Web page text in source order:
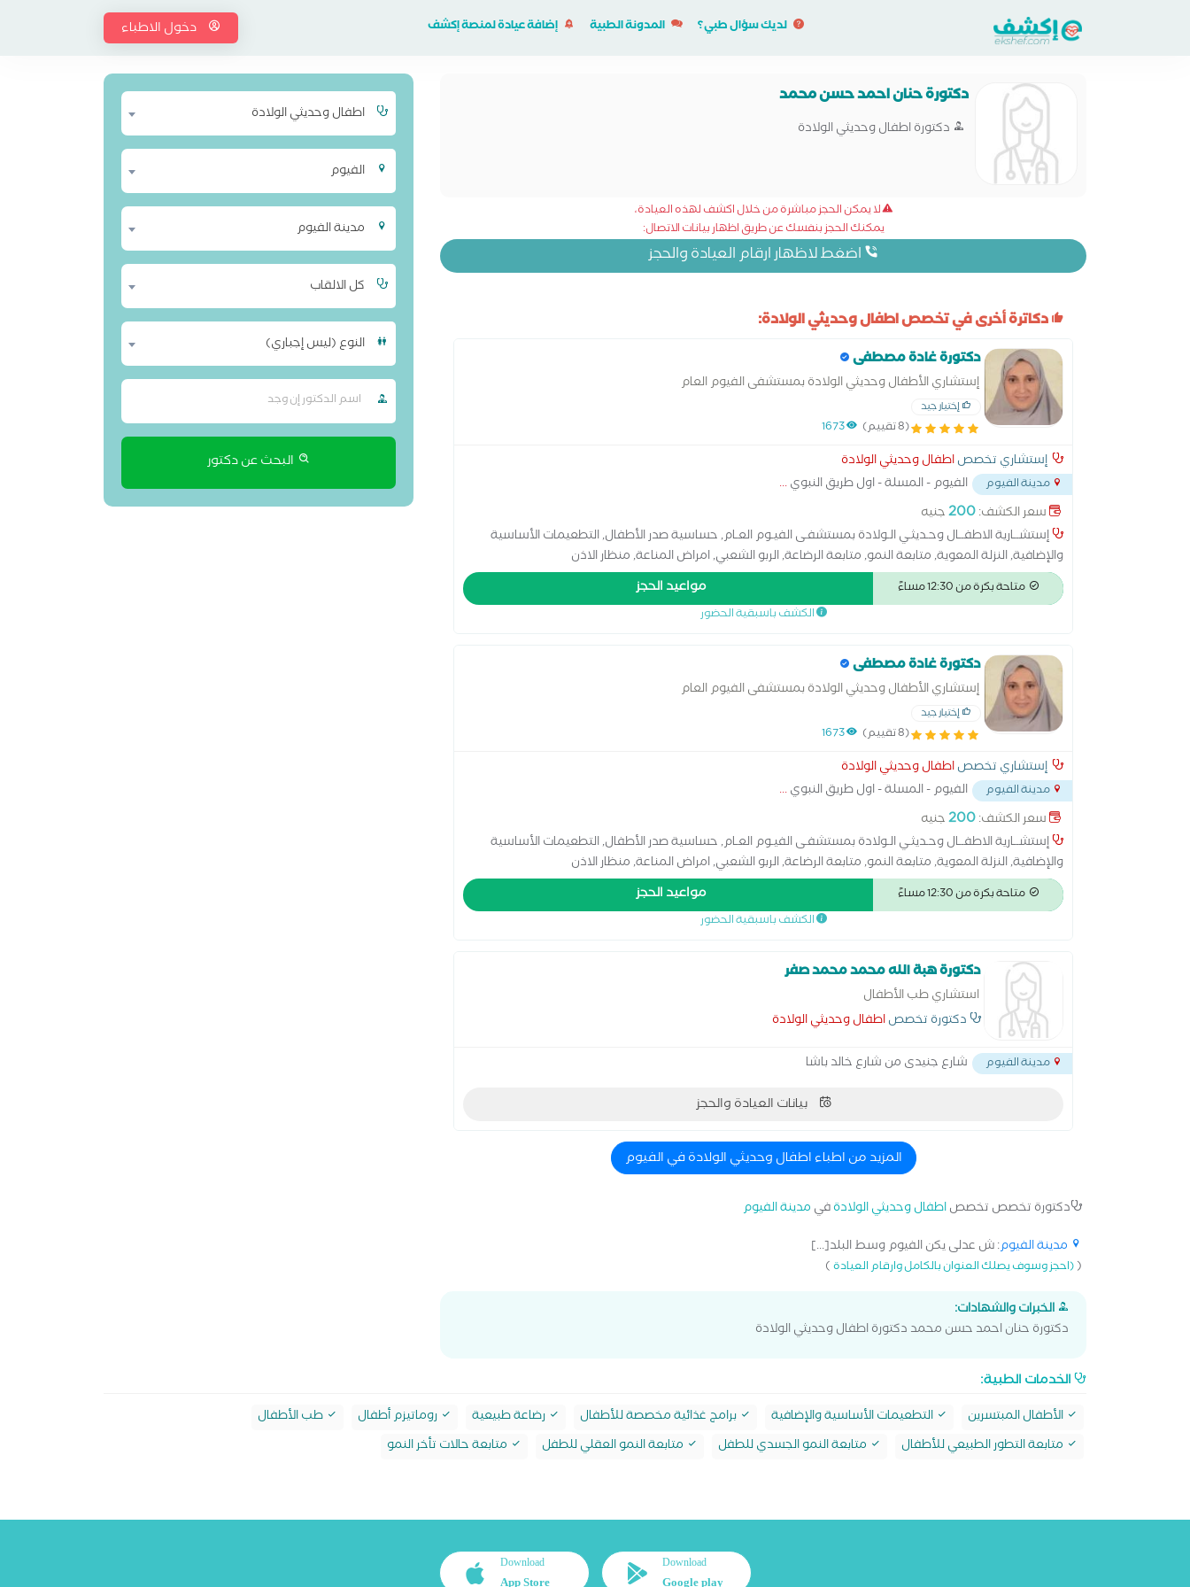
لديك سؤال طبي؟ المدونة الطبية إضافة عيادة لمنصة إكشف دخول الاطباء
دكتورة حنان احمد حسن محمد
دكتورة اطفال وحديثي الولادة
لا يمكن الحجز مباشرة من خلال اكشف لهذه العيادة،
يمكنك الحجز بنفسك عن طريق اظهار بيانات الاتصال:
اضغط لاظهار ارقام العيادة والحجز
دكاترة أخرى في تخصص اطفال وحديثي الولادة:
دكتورة غادة مصطفى
إستشاري الأطفال وحديثي الولادة بمستشفى الفيوم العام
إختيار جيد
(8 تقييم) 1673
إستشاري تخصصاطفال وحديثي الولادة
مدينة الفيوم الفيوم - المسلة - اول طريق النبوي...
سعر الكشف:200جنيه
إستشــارية الاطفــال وحـديثـي الـولادة بمستشفـى الفيـوم العـام, حساسية صدر الأطفال, التطعيمات الأساسية
والإضافية, النزلة المعوية, متابعة النمو, متابعة الرضاعة, الربو الشعبي, امراض المناعة, منظار الاذن
متاحة بكرة من 12:30 مساءً مواعيد الحجز
الكشف باسبقية الحضور
دكتورة غادة مصطفى
إستشاري الأطفال وحديثي الولادة بمستشفى الفيوم العام
إختيار جيد
(8 تقييم) 1673
إستشاري تخصصاطفال وحديثي الولادة
مدينة الفيوم الفيوم - المسلة - اول طريق النبوي...
سعر الكشف:200جنيه
إستشــارية الاطفــال وحـديثـي الـولادة بمستشفـى الفيـوم العـام, حساسية صدر الأطفال, التطعيمات الأساسية
والإضافية, النزلة المعوية, متابعة النمو, متابعة الرضاعة, الربو الشعبي, امراض المناعة, منظار الاذن
متاحة بكرة من 12:30 مساءً مواعيد الحجز
الكشف باسبقية الحضور
دكتورة هبة الله محمد محمد صفر
استشاري طب الأطفال
دكتورة تخصصاطفال وحديثي الولادة
مدينة الفيوم شارع جنيدى من شارع خالد باشا
بيانات العيادة والحجز
المزيد من اطباء اطفال وحديثي الولادة في الفيوم
دكتورة تخصص تخصصاطفال وحديثي الولادةفي مدينة الفيوم
مدينة الفيوم: ش عدلى يكن الفيوم وسط البلد[...]
((احجز وسوف يصلك العنوان بالكامل وارقام العيادة)
الخبرات والشهادات:
دكتورة حنان احمد حسن محمد دكتورة اطفال وحديثي الولادة
اطفال وحديثي الولادة
الفيوم
مدينة الفيوم
كل الالقاب
النوع (ليس إجباري)
البحث عن دكتور
الخدمات الطبية:
الأطفال المبتسرين التطعيمات الأساسية والإضافية برامج غذائية مخصصة للأطفال رضاعة طبيعية روماتيزم أطفال
طب الأطفال
متابعة التطور الطبيعي للأطفال
متابعة النمو الجسدي للطفل متابعة النمو العقلي للطفل متابعة حالات تأخر النمو
Download
Google play
Download
App Store